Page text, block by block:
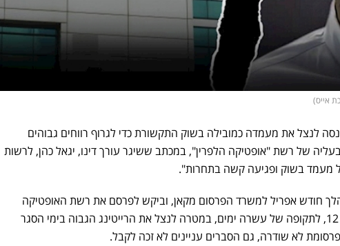
לנצל את מעמדה כמובילה בשוק התקשורת כדי לגרוף רווחים גבוהים
של רשת "אופטיקה הלפרין", במכתב ששיגר עורך דינו, יגאל כהן, לרשות
מעמד בשוק ופגיעה קשה בתחרות".
חודש אפריל למשרד הפרסום מקאן, וביקש לפרסם את רשת האופטיקה
שבבעלותו במהלך תשדירי ערוץ 12, לתקופה של עשרה ימים, במטרה לנצל את הרייטינג הגבוה בימי הסגר
לא שודרה, גם הסברים עניינים לא זכה לקבל.